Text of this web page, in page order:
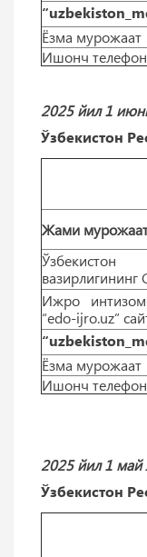
Ёзма мурожаат
Ишонч
2025 йил 1
Ўзбекистон
Жами
Ўзбекистон
вазирлигининг
Ижро
“edo-ijro.uz”
Ёзма мурожаат
Ишонч
2025 йил 1 май
Ўзбекистон